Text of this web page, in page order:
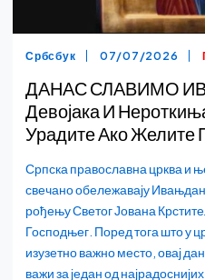
Србсбук 07/07/2026
ДАНАС СЛАВИМО
Девојака И
Урадите Ако
Српска православна црква и
свечано обележавају
рођењу Светог Јована
Господњег. Поред тога што у
изузетно важно место, овај
важи за један од